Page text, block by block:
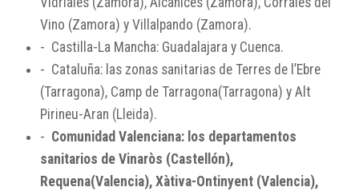
Vino (Zamora) y Villalpando (Zamora).
- Castilla-La Mancha: Guadalajara y Cuenca.
- Cataluña: las zonas sanitarias de Terres de l’Ebre
(Tarragona), Camp de Tarragona(Tarragona) y Alt
Pirineu-Aran (Lleida).
- Comunidad Valenciana: los departamentos
sanitarios de Vinaròs (Castellón),
Requena(Valencia), Xàtiva-Ontinyent (Valencia),